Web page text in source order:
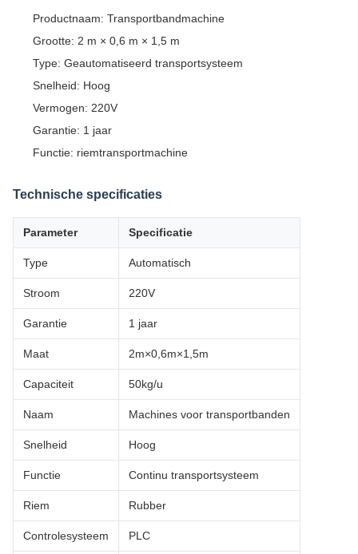
Productnaam: Transportbandmachine
Grootte: 2 m × 0,6 m × 1,5 m
Type: Geautomatiseerd transportsysteem
Snelheid: Hoog
Vermogen: 220V
Garantie: 1 jaar
Functie: riemtransportmachine
Technische specificaties
Parameter Specificatie
Type Automatisch
Stroom 220V
Garantie 1 jaar
Maat 2m×0,6m×1,5m
Capaciteit 50kg/u
Naam Machines voor transportbanden
Snelheid Hoog
Functie Continu transportsysteem
Riem Rubber
Controlesysteem PLC